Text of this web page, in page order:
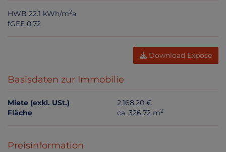
HWB 22.1 kWh/m2a
fGEE 0,72
Download Expose
Basisdaten zur Immobilie
Miete (exkl. USt.)
2.168,20 €
Fläche
ca. 326,72 m2
Preisinformation